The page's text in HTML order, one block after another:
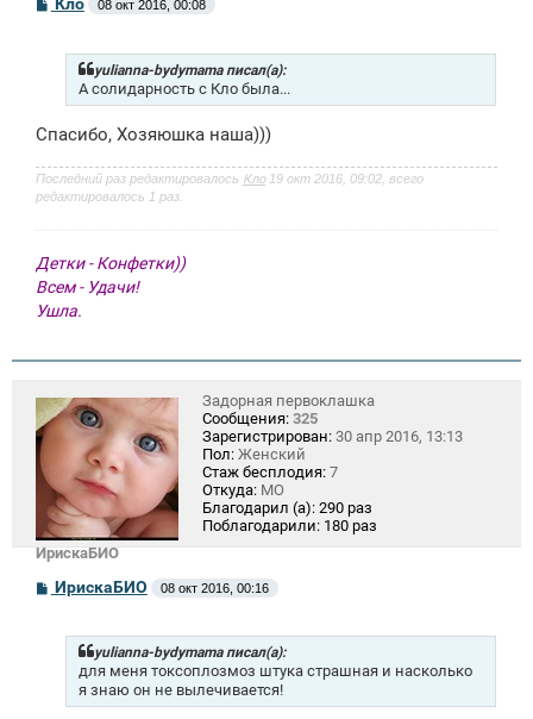
о
е
08 окт 2016, 00:08
yulianna-bydymama писал(а):
А солидарность с Кло была...
Спасибо, Хозяюшка наша)))
Последний раз редактировалось Кло19 окт 2016, 09:02, всего
редактировалось 1 раз.
Детки - Конфетки))
Всем - Удачи!
Ушла.
ИрискаБИО
Задорная первоклашка
Сообщения: 325
Зарегистрирован: 30 апр 2016, 13:13
Пол: Женский
Стаж бесплодия: 7
Откуда: МО
Благодарил (а): 290 раз
Поблагодарили: 180 раз
С
о
ИрискаБИО 08 окт 2016, 00:16
yulianna-bydymama писал(а):
для меня токсоплозмоз штука страшная и насколько
я знаю он не вылечивается!